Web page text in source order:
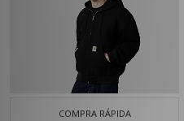
COMPRA RÁPIDA